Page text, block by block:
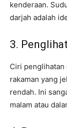
kenderaan.
darjah adalah
3.
Ciri penglihatan
rakaman yang
rendah. Ini
malam atau